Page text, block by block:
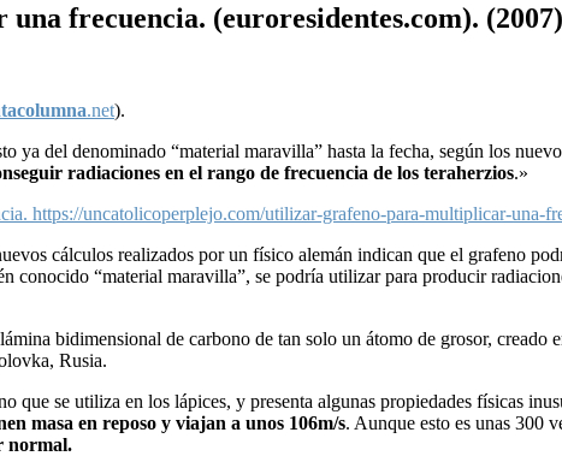
frecuencia. (euroresidentes.com).
.net).
ya del denominado “material maravilla” hasta la fecha, según los
radiaciones en el rango de frecuencia de los teraherzios.»
cálculos realizados por un físico alemán indican que el grafeno
conocido “material maravilla”, se podría utilizar para producir
bidimensional de carbono de tan solo un átomo de grosor,
Rusia.
que se utiliza en los lápices, y presenta algunas propiedades físicas
masa en reposo y viajan a unos 106m/s. Aunque esto es unas 300
normal.